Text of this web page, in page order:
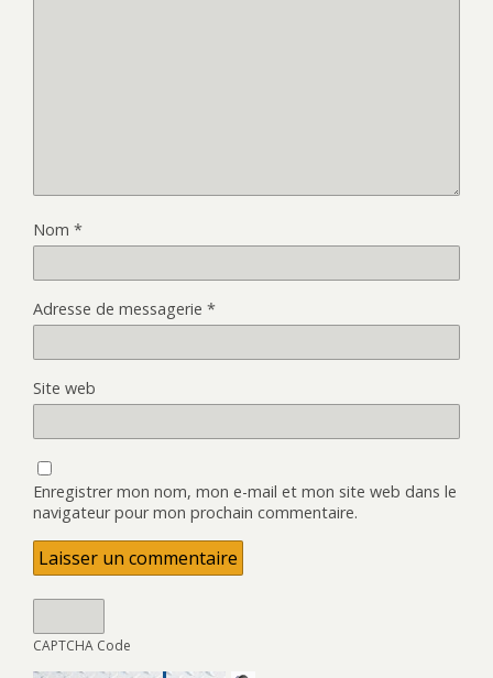
Nom *
Adresse de messagerie *
Site web
Enregistrer mon nom, mon e-mail et mon site web dans le
navigateur pour mon prochain commentaire.
CAPTCHA Code